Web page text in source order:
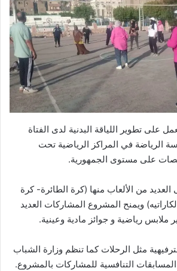
على تطوير اللياقة البدنية لدى الفتاة
الرياضة في المراكز الرياضية تحت
على مستوى الجمهورية.
من الألعاب منها (كرة الطائرة- كرة
ويمنح المشروع المشاركات العديد
ملابس رياضية و جوائز مادية وعينية.
مثل الرحلات كما تنظم وزارة الشباب
التنافسية للمشاركات بالمشروع.